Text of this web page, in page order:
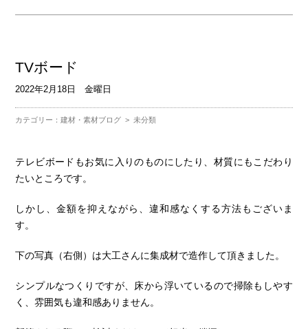
TVボード
2022年2月18日 金曜日
カテゴリー：建材・素材ブログ >未分類
テレビボードもお気に入りのものにしたり、材質にもこだわり
たいところです。
しかし、金額を抑えながら、違和感なくする方法もございま
す。
下の写真（右側）は大工さんに集成材で造作して頂きました。
シンプルなつくりですが、床から浮いているので掃除もしやす
く、雰囲気も違和感ありません。